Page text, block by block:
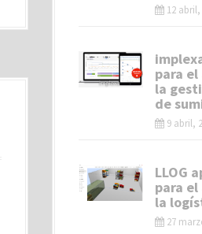
12 abril,
para
la
de
9 abril,
LLOG
para
la
27